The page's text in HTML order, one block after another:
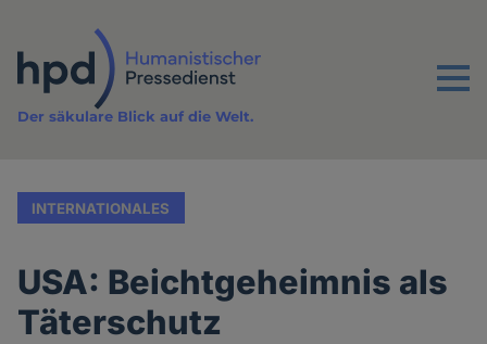
Inhalt
Menu
Der säkulare Blick auf die Welt.
INTERNATIONALES
USA: Beichtgeheimnis als
Täterschutz